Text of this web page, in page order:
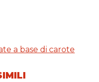
a base di carote